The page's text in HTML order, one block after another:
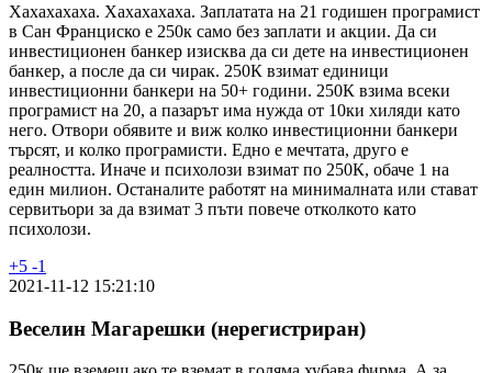
Хахахахаха. Хахахахаха. Заплатата на 21 годишен програмист
в Сан Франциско е 250к само без заплати и акции. Да си
инвестиционен банкер изисква да си дете на инвестиционен
банкер, а после да си чирак. 250К взимат единици
инвестиционни банкери на 50+ години. 250К взима всеки
програмист на 20, а пазарът има нужда от 10ки хиляди като
него. Отвори обявите и виж колко инвестиционни банкери
търсят, и колко програмисти. Едно е мечтата, друго е
реалността. Иначе и психолози взимат по 250К, обаче 1 на
един милион. Останалите работят на минималната или стават
сервитьори за да взимат 3 пъти повече отколкото като
психолози.
+5 -1
2021-11-12 15:21:10
Веселин Магарешки (нерегистриран)